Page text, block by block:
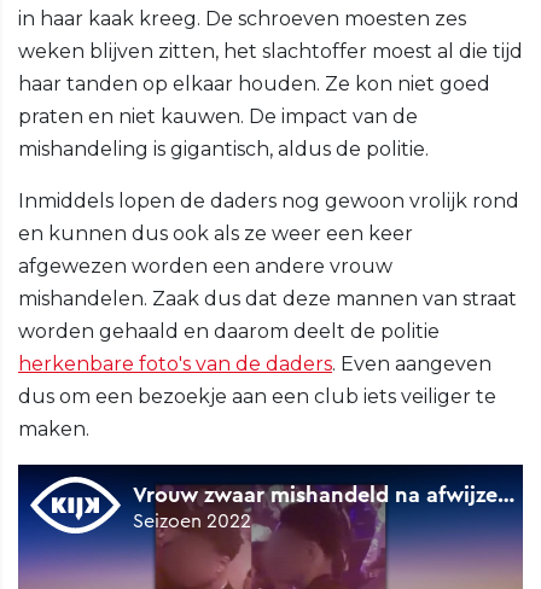
in haar kaak kreeg. De schroeven moesten zes
weken blijven zitten, het slachtoffer moest al die tijd
haar tanden op elkaar houden. Ze kon niet goed
praten en niet kauwen. De impact van de
mishandeling is gigantisch, aldus de politie.
Inmiddels lopen de daders nog gewoon vrolijk rond
en kunnen dus ook als ze weer een keer
afgewezen worden een andere vrouw
mishandelen. Zaak dus dat deze mannen van straat
worden gehaald en daarom deelt de politie
herkenbare foto's van de daders. Even aangeven
dus om een bezoekje aan een club iets veiliger te
maken.